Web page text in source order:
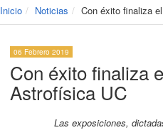
Inicio Noticias Con éxito finaliza
06 Febrero 2019
Con éxito finaliza
Astrofísica UC
Las exposiciones,